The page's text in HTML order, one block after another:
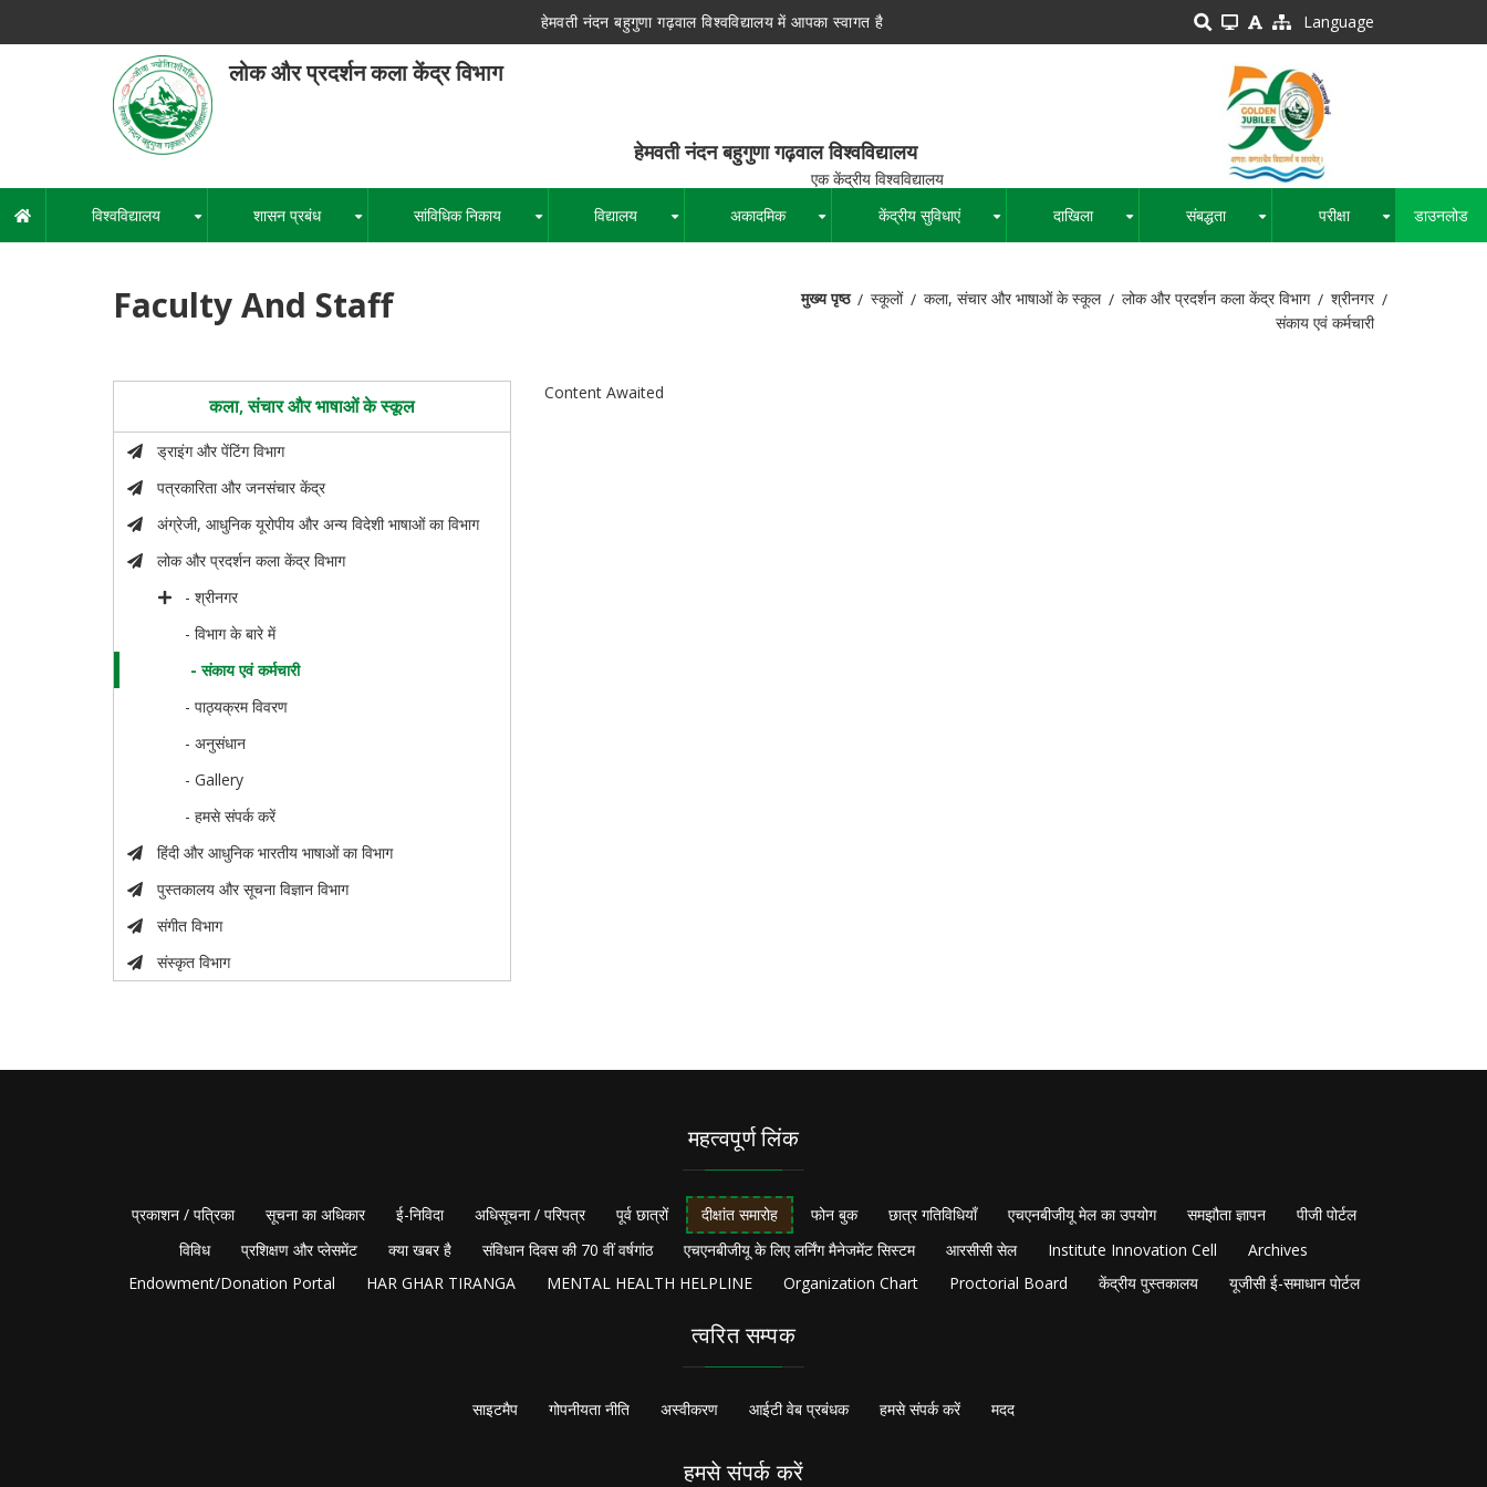
हेमवती नंदन बहुगुणा गढ़वाल विश्वविद्यालय में आपका स्वागत है Language
लोक और प्रदर्शन कला केंद्र विभाग
हेमवती नंदन बहुगुणा गढ़वाल विश्वविद्यालय
एक केंद्रीय विश्वविद्यालय
मुख्य
नेविगेशन
विश्वविद्यालय शासन प्रबंध सांविधिक निकाय विद्यालय अकादमिक केंद्रीय सुविधाएं दाखिला संबद्धता परीक्षा डाउनलोड
Faculty And Staff मुख्य पृष्ठ स्कूलों कला, संचार और भाषाओं के स्कूल लोक और प्रदर्शन कला केंद्र विभाग
श्रीनगर
संकाय एवं कर्मचारी
कला, संचार और भाषाओं के स्कूल
ड्राइंग और पेंटिंग विभाग
पत्रकारिता और जनसंचार केंद्र
अंग्रेजी, आधुनिक यूरोपीय और अन्य विदेशी भाषाओं का विभाग
लोक और प्रदर्शन कला केंद्र विभाग
- श्रीनगर
- विभाग के बारे में
- संकाय एवं कर्मचारी
- पाठ्यक्रम विवरण
- अनुसंधान
- Gallery
- हमसे संपर्क करें
हिंदी और आधुनिक भारतीय भाषाओं का विभाग
पुस्तकालय और सूचना विज्ञान विभाग
संगीत विभाग
संस्कृत विभाग
Content Awaited
महत्वपूर्ण लिंक
प्रकाशन / पत्रिका सूचना का अधिकार ई-निविदा अधिसूचना / परिपत्र पूर्व छात्रों दीक्षांत समारोह फोन बुक छात्र गतिविधियाँ एचएनबीजीयू मेल का उपयोग समझौता ज्ञापन
पीजी पोर्टल
विविध
प्रशिक्षण और प्लेसमेंट क्या खबर है संविधान दिवस की 70 वीं वर्षगांठ एचएनबीजीयू के लिए लर्निंग मैनेजमेंट सिस्टम आरसीसी सेल Institute Innovation Cell
Archives
Endowment/Donation Portal
HAR GHAR TIRANGA MENTAL HEALTH HELPLINE Organization Chart Proctorial Board केंद्रीय पुस्तकालय यूजीसी ई-समाधान पोर्टल
त्वरित सम्पक
साइटमैप गोपनीयता नीति अस्वीकरण आईटी वेब प्रबंधक हमसे संपर्क करें मदद
हमसे संपर्क करें